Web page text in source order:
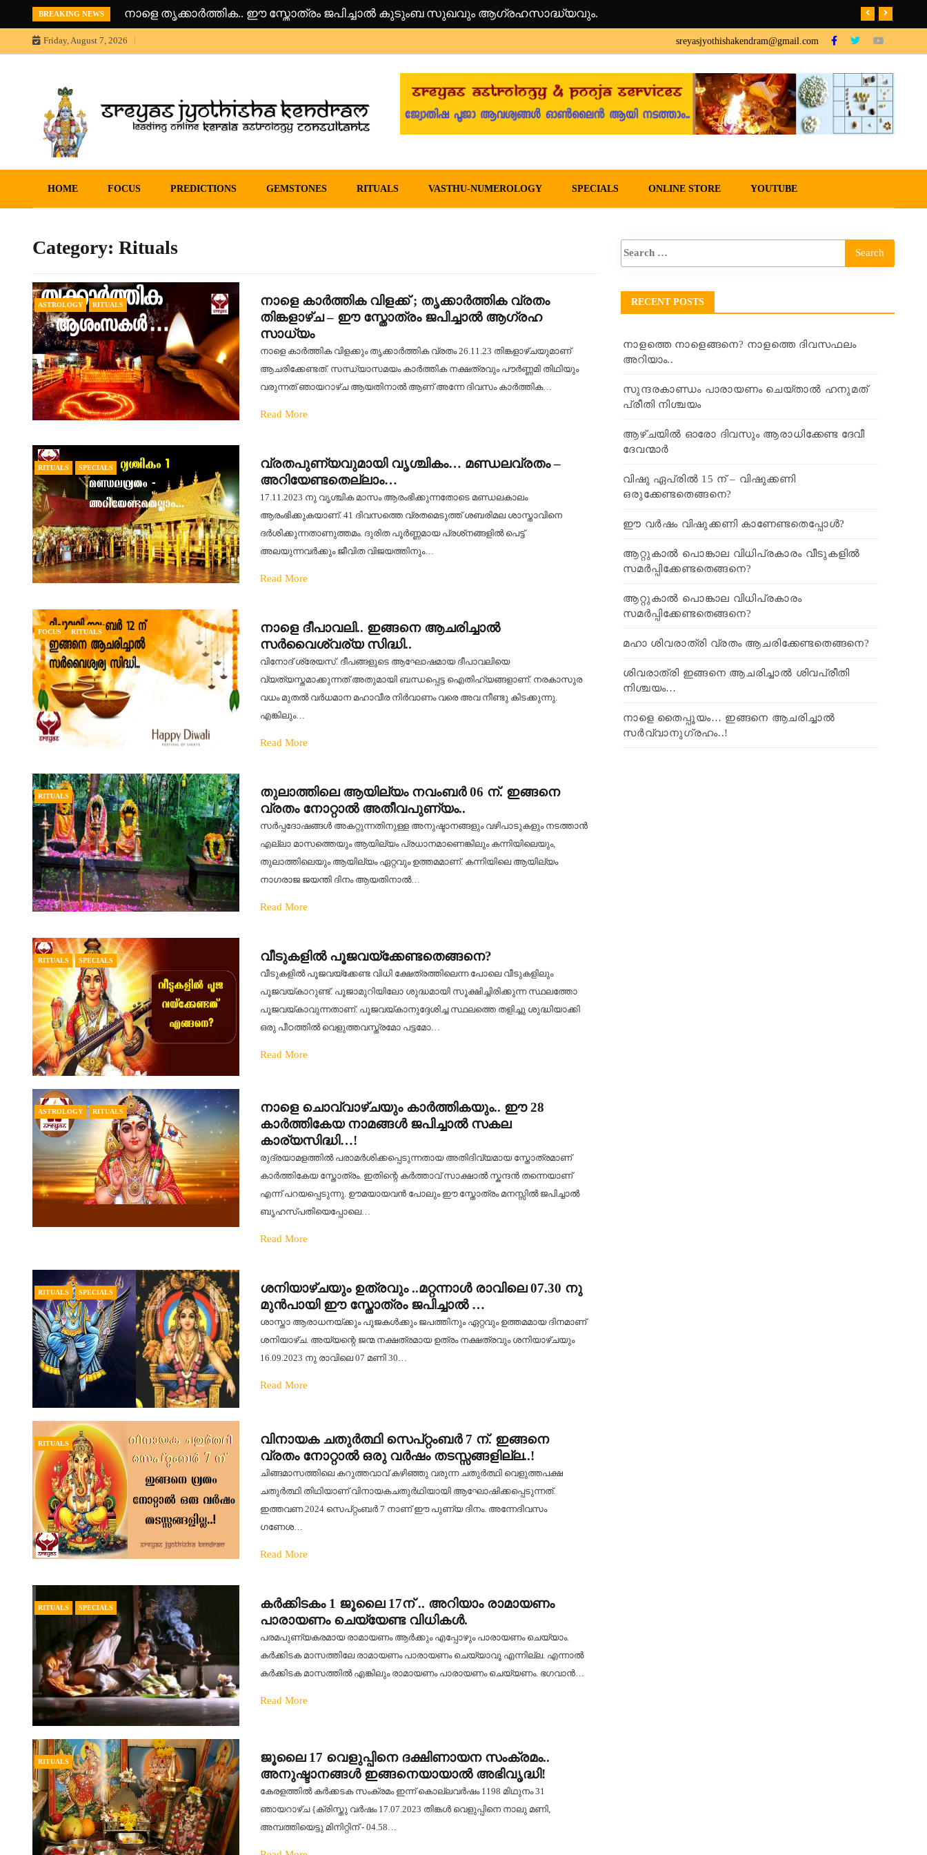
BREAKING NEWS നാളെ തൃക്കാർത്തിക.. ഈ സ്തോത്രം ജപിച്ചാൽ കുടുംബ സുഖവും ആഗ്രഹസാദ്ധ്യവും.
Friday, August 7, 2026 sreyasjyothishakendram@gmail.com
Sreyas Jyothisha Kendram
Sreyas Jyothisha KendramOnline Astrology, Articles in Malayalam – sreyas
jyothisha kendram
HOME FOCUS PREDICTIONS GEMSTONES RITUALS VASTHU-NUMEROLOGY SPECIALS ONLINE STORE YOUTUBE
Category: Rituals
ASTROLOGY RITUALS
നാളെ കാർത്തിക വിളക്ക് ; തൃക്കാർത്തിക വ്രതം
തിങ്കളാഴ്ച – ഈ സ്തോത്രം ജപിച്ചാൽ ആഗ്രഹ
സാധ്യം
നാളെ കാർത്തിക വിളക്കും തൃക്കാർത്തിക വ്രതം 26.11.23 തിങ്കളാഴ്ചയുമാണ്
ആചരിക്കേണ്ടത്. സന്ധ്യാസമയം കാർത്തിക നക്ഷത്രവും പൗർണ്ണമി തിഥിയും
വരുന്നത് ഞായറാഴ്ച ആയതിനാൽ ആണ് അന്നേ ദിവസം കാർത്തിക…
Read More
RITUALS SPECIALS
വ്രതപുണ്യവുമായി വൃശ്ചികം… മണ്ഡലവ്രതം –
അറിയേണ്ടതെല്ലാം…
17.11.2023 നു വൃശ്ചിക മാസം ആരംഭിക്കുന്നതോടെ മണ്ഡലകാലം
ആരംഭിക്കുകയാണ്. 41 ദിവസത്തെ വ്രതമെടുത്ത് ശബരിമല ശാസ്താവിനെ
ദര്‍ശിക്കുന്നതാണുത്തമം. ദുരിത പൂര്‍ണ്ണമായ പ്രശ്‌നങ്ങളില്‍ പെട്ട്
അലയുന്നവര്‍ക്കും ജീവിത വിജയത്തിനും…
Read More
FOCUS RITUALS
നാളെ ദീപാവലി.. ഇങ്ങനെ ആചരിച്ചാൽ
സർവൈശ്വര്യ സിദ്ധി..
വിനോദ് ശ്രേയസ്. ദീപങ്ങളുടെ ആഘോഷമായ ദീപാവലിയെ
വ്യത്യസ്തമാക്കുന്നത് അതുമായി ബന്ധപ്പെട്ട ഐതിഹ്യങ്ങളാണ്. നരകാസുര
വധം മുതല്‍ വര്‍ധമാന മഹാവീര നിര്‍വാണം വരെ അവ നീണ്ടു കിടക്കുന്നു.
എങ്കിലും…
Read More
RITUALS
തുലാത്തിലെ ആയില്യം നവംബർ 06 ന്. ഇങ്ങനെ
വ്രതം നോറ്റാൽ അതീവപുണ്യം..
സർപ്പദോഷങ്ങൾ അകറ്റുന്നതിനുള്ള അനുഷ്ടാനങ്ങളും വഴിപാടുകളും നടത്താൻ
എല്ലാ മാസത്തെയും ആയില്യം പ്രധാനമാണെങ്കിലും കന്നിയിലെയും,
തുലാത്തിലെയും ആയില്യം ഏറ്റവും ഉത്തമമാണ്. കന്നിയിലെ ആയില്യം
നാഗരാജ ജയന്തി ദിനം ആയതിനാൽ…
Read More
RITUALS SPECIALS വീടുകളിൽ പൂജവയ്‌ക്കേണ്ടതെങ്ങനെ?
വീടുകളിൽ പൂജവയ്‌ക്കേണ്ട വിധി ക്ഷേത്രത്തിലെന്ന പോലെ വീടുകളിലും
പൂജവയ്കാറുണ്ട്. പൂജാമുറിയിലോ ശുദ്ധമായി സൂക്ഷിച്ചിരിക്കുന്ന സ്ഥലത്തോ
പൂജവയ്കാവുന്നതാണ്. പൂജവയ്കാനുദ്ദേശിച്ച സ്ഥലത്തെ തളിച്ചു ശുദ്ധിയാക്കി
ഒരു പീഠത്തിൽ വെളുത്തവസ്ത്രമോ പട്ടമോ…
Read More
ASTROLOGY RITUALS
നാളെ ചൊവ്വാഴ്ചയും കാർത്തികയും.. ഈ 28
കാർത്തികേയ നാമങ്ങൾ ജപിച്ചാൽ സകല
കാര്യസിദ്ധി…!
രുദ്രയാമളത്തിൽ പരാമർശിക്കപ്പെടുന്നതായ അതിദിവ്യമായ സ്തോത്രമാണ്
കാർത്തികേയ സ്തോത്രം. ഇതിന്റെ കർത്താവ് സാക്ഷാൽ സ്കന്ദൻ തന്നെയാണ്
എന്ന് പറയപ്പെടുന്നു. ഊമയായവൻ പോലും ഈ സ്തോത്രം മനസ്സിൽ ജപിച്ചാൽ
ബൃഹസ്പതിയെപ്പോലെ…
Read More
RITUALS SPECIALS
ശനിയാഴ്ചയും ഉത്രവും ..മറ്റന്നാൾ രാവിലെ 07.30 നു
മുൻപായി ഈ സ്തോത്രം ജപിച്ചാൽ …
ശാസ്താ ആരാധനയ്‌ക്കും പൂജകൾക്കും ജപത്തിനും ഏറ്റവും ഉത്തമമായ ദിനമാണ്
ശനിയാഴ്ച. അയ്യന്റെ ജന്മ നക്ഷത്രമായ ഉത്രം നക്ഷത്രവും ശനിയാഴ്ചയും
16.09.2023 നു രാവിലെ 07 മണി 30…
Read More
RITUALS
വിനായക ചതുർത്ഥി സെപ്റ്റംബർ 7 ന്. ഇങ്ങനെ
വ്രതം നോറ്റാൽ ഒരു വർഷം തടസ്സങ്ങളില്ല..!
ചിങ്ങമാസത്തിലെ കറുത്തവാവ് കഴിഞ്ഞു വരുന്ന ചതുർത്ഥി വെളുത്തപക്ഷ
ചതുർത്ഥി തിഥിയാണ് വിനായകചതുർഥിയായി ആഘോഷിക്കപ്പെടുന്നത്.
ഇത്തവണ 2024 സെപ്റ്റംബർ 7 നാണ് ഈ പുണ്യ ദിനം. അന്നേദിവസം
ഗണേശ…
Read More
RITUALS SPECIALS
കർക്കിടകം 1 ജൂലൈ 17ന് .. അറിയാം രാമായണം
പാരായണം ചെയ്യേണ്ട വിധികള്‍.
പരമപുണ്യകരമായ രാമായണം ആര്‍ക്കും എപ്പോഴും പാരായണം ചെയ്യാം.
കര്‍ക്കിടക മാസത്തിലേ രാമായണം പാരായണം ചെയ്യാവൂ എന്നില്ല. എന്നാല്‍
കര്‍ക്കിടക മാസത്തില്‍ എങ്കിലും രാമായണം പാരായണം ചെയ്യണം. ഭഗവാന്‍…
Read More
RITUALS
ജൂലൈ 17 വെളുപ്പിനെ ദക്ഷിണായന സംക്രമം..
അനുഷ്ടാനങ്ങൾ ഇങ്ങനെയായാൽ അഭിവൃദ്ധി!
കേരളത്തിൽ കർക്കടക സംക്രമം ഇന്ന് കൊല്ലവർഷം 1198 മിഥുനം 31
ഞായറാഴ്ച {ക്രിസ്തു വർഷം 17.07.2023 തിങ്കൾ വെളുപ്പിനെ നാലു മണി,
അമ്പത്തിയെട്ടു മിനിറ്റിന് - 04.58…
RECENT POSTS
നാളത്തെ നാളെങ്ങനെ? നാളത്തെ ദിവസഫലം
അറിയാം..
സുന്ദരകാണ്ഡം പാരായണം ചെയ്താൽ ഹനുമത്
പ്രീതി നിശ്ചയം
ആഴ്ചയിൽ ഓരോ ദിവസും ആരാധിക്കേണ്ട ദേവീ
ദേവന്മാർ
വിഷു ഏപ്രിൽ 15 ന് – വിഷുക്കണി
ഒരുക്കേണ്ടതെങ്ങനെ?
ഈ വർഷം വിഷുക്കണി കാണേണ്ടതെപ്പോൾ?
ആറ്റുകാൽ പൊങ്കാല വിധിപ്രകാരം വീടുകളിൽ
സമർപ്പിക്കേണ്ടതെങ്ങനെ?
ആറ്റുകാൽ പൊങ്കാല വിധിപ്രകാരം
സമർപ്പിക്കേണ്ടതെങ്ങനെ?
മഹാ ശിവരാത്രി വ്രതം ആചരിക്കേണ്ടതെങ്ങനെ?
ശിവരാത്രി ഇങ്ങനെ ആചരിച്ചാൽ ശിവപ്രീതി
നിശ്ചയം…
നാളെ തൈപ്പൂയം… ഇങ്ങനെ ആചരിച്ചാൽ
സർവ്വാനുഗ്രഹം..!